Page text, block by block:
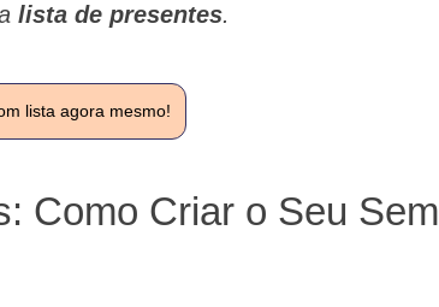
lista de presentes.
lista agora mesmo!
Como Criar o Seu Sem